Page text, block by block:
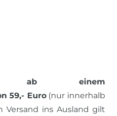
ab einem
59,- Euro(nur innerhalb
Versand ins Ausland gilt